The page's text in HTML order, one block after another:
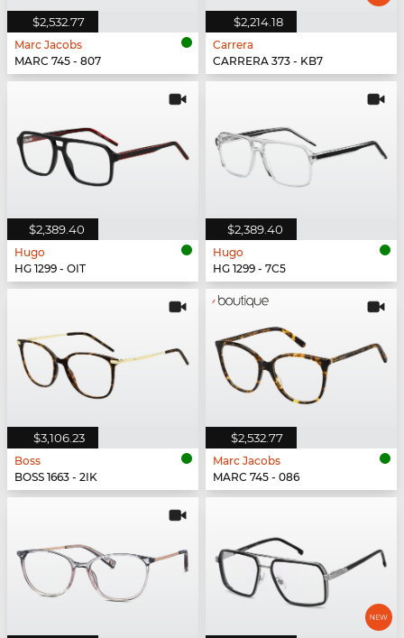
$2,532.77
Marc Jacobs
MARC 745 - 807
$2,214.18
Carrera
CARRERA 373 - KB7
$2,389.40
Hugo
HG 1299 - OIT
$2,389.40
Hugo
HG 1299 - 7C5
$3,106.23
Boss
BOSS 1663 - 2IK
$2,532.77
Marc Jacobs
MARC 745 - 086